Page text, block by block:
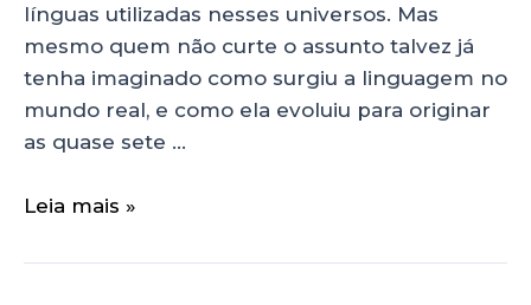
línguas utilizadas nesses universos. Mas
mesmo quem não curte o assunto talvez já
tenha imaginado como surgiu a linguagem no
mundo real, e como ela evoluiu para originar
as quase sete …
Leia mais »